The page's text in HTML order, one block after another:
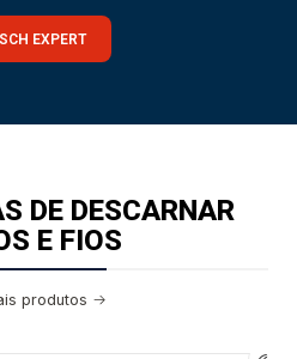
EXPERT
DE DESCARNAR
E FIOS
produtos